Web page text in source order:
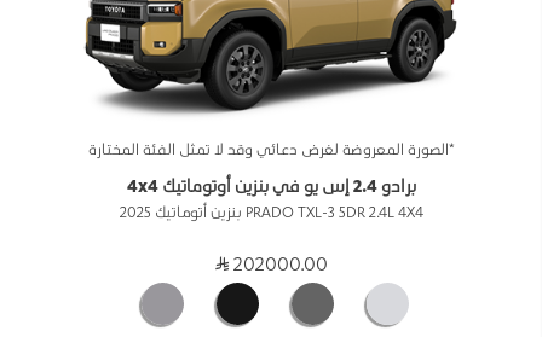
*الصورة المعروضة لغرض دعائي وقد لا تمثل الفئة المختارة
برادو 2.4 إس يو في بنزين أوتوماتيك 4x4
PRADO TXL-3 5DR 2.4L 4X4 بنزين أتوماتيك 2025
202000.00